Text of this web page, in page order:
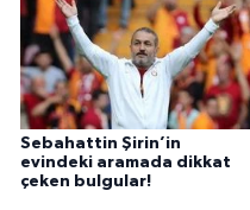
Sebahattin Şirin’in
evindeki aramada dikkat
çeken bulgular!